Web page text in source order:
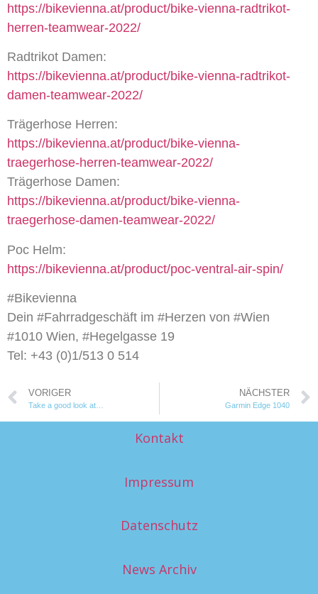
https://bikevienna.at/product/bike-vienna-radtrikot-
herren-teamwear-2022/
Radtrikot Damen:
https://bikevienna.at/product/bike-vienna-radtrikot-
damen-teamwear-2022/
Trägerhose Herren:
https://bikevienna.at/product/bike-vienna-
traegerhose-herren-teamwear-2022/
Trägerhose Damen:
https://bikevienna.at/product/bike-vienna-
traegerhose-damen-teamwear-2022/
Poc Helm:
https://bikevienna.at/product/poc-ventral-air-spin/
#Bikevienna
Dein #Fahrradgeschäft im #Herzen von #Wien
#1010 Wien, #Hegelgasse 19
Tel: +43 (0)1/513 0 514
VORIGER
Take a good look at…
NÄCHSTER
Garmin Edge 1040
Kontakt
Impressum
Datenschutz
News Archiv